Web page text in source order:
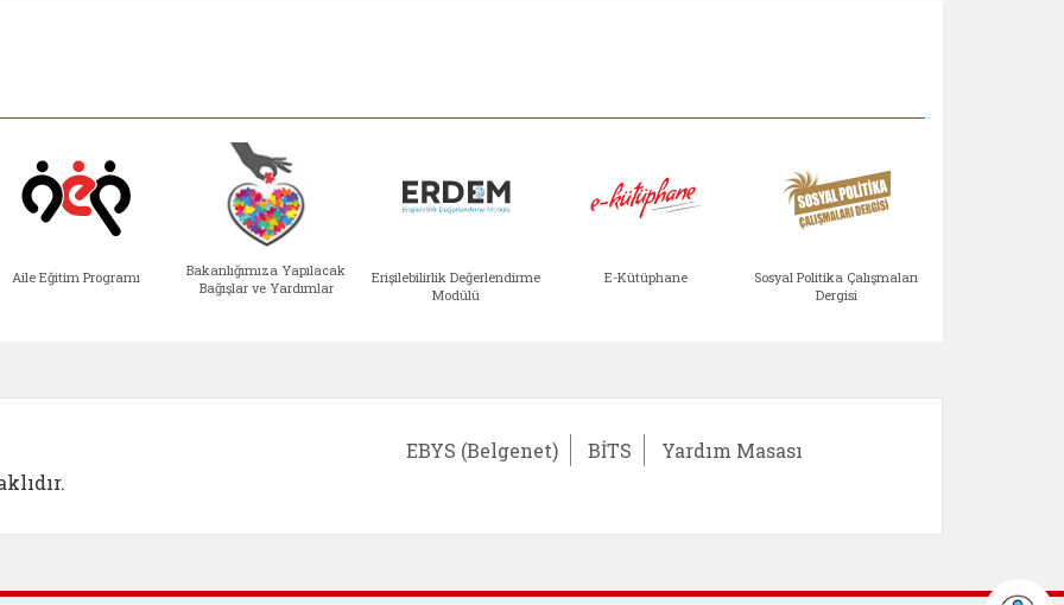
Aile Eğitim Programı
Bakanlığımıza Yapılacak
Bağışlar ve Yardımlar
Erişilebilirlik Değerlendirme
Modülü
E-Kütüphane
Sosyal Politika Çalışmaları
Dergisi
EBYS (Belgenet) BİTS Yardım Masası